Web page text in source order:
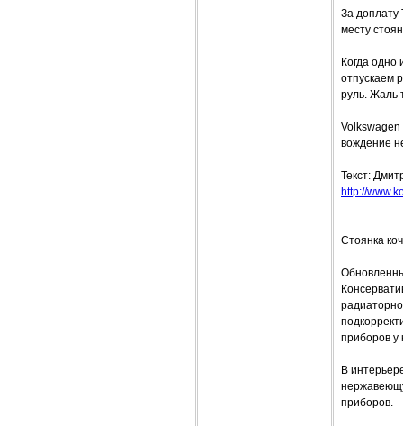
За доплату
месту
Когда одно
отпускаем
руль. Жаль
Volkswagen
вождение
Текст:
http://
Стоянка
приборов у
В
приборов.